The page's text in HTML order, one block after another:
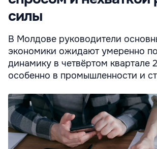
силы
В Молдове руководители
экономики ожидают умеренно
динамику в четвёртом квартале
особенно в промышленности и